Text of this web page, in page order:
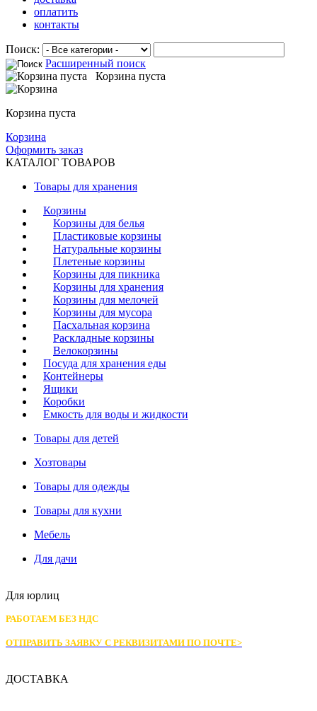
оплатить
контакты
Поиск:
Расширенный поиск
Корзина пуста
Корзина пуста
Корзина
Оформить заказ
КАТАЛОГ ТОВАРОВ
Товары для хранения
Корзины
Корзины для белья
Пластиковые корзины
Натуральные корзины
Плетеные корзины
Корзины для пикника
Корзины для хранения
Корзины для мелочей
Корзины для мусора
Пасхальная корзина
Раскладные корзины
Велокорзины
Посуда для хранения еды
Контейнеры
Ящики
Коробки
Емкость для воды и жидкости
Товары для детей
Хозтовары
Товары для одежды
Товары для кухни
Мебель
Для дачи
Для юрлиц
РАБОТАЕМ БЕЗ НДС
ОТПРАВИТЬ ЗАЯВКУ С РЕКВИЗИТАМИ ПО ПОЧТЕ>
ДОСТАВКА